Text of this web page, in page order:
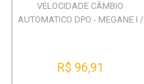
VELOCIDADE CÂMBIO
AUTOMATICO DPO - MEGANE I /
R$ 96,91